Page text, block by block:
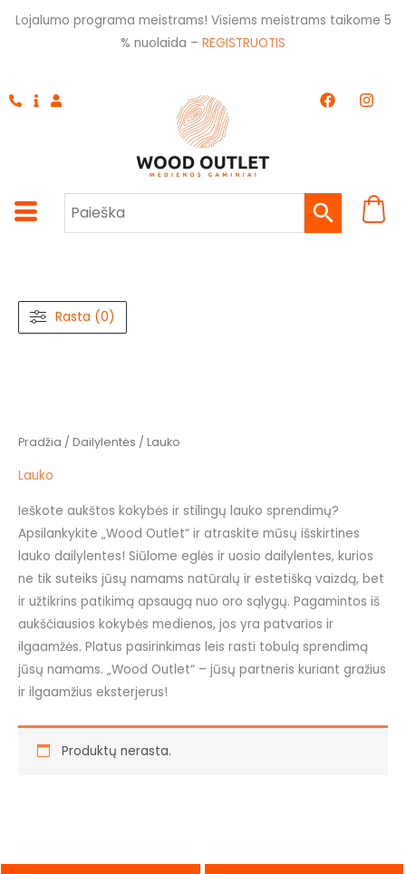
Pereiti
Lojalumo programa meistrams! Visiems meistrams taikome 5
% nuolaida – REGISTRUOTIS
F
a
k
I
n
a
m
Rasta (0)
Pradžia / Dailylentės / Lauko
Lauko
Ieškote aukštos kokybės ir stilingų lauko sprendimų?
Apsilankykite „Wood Outlet“ ir atraskite mūsų išskirtines
lauko dailylentes! Siūlome eglės ir uosio dailylentes, kurios
ne tik suteiks jūsų namams natūralų ir estetišką vaizdą, bet
ir užtikrins patikimą apsaugą nuo oro sąlygų. Pagamintos iš
aukščiausios kokybės medienos, jos yra patvarios ir
ilgaamžės. Platus pasirinkimas leis rasti tobulą sprendimą
jūsų namams. „Wood Outlet“ – jūsų partneris kuriant gražius
ir ilgaamžius eksterjerus!
Produktų nerasta.